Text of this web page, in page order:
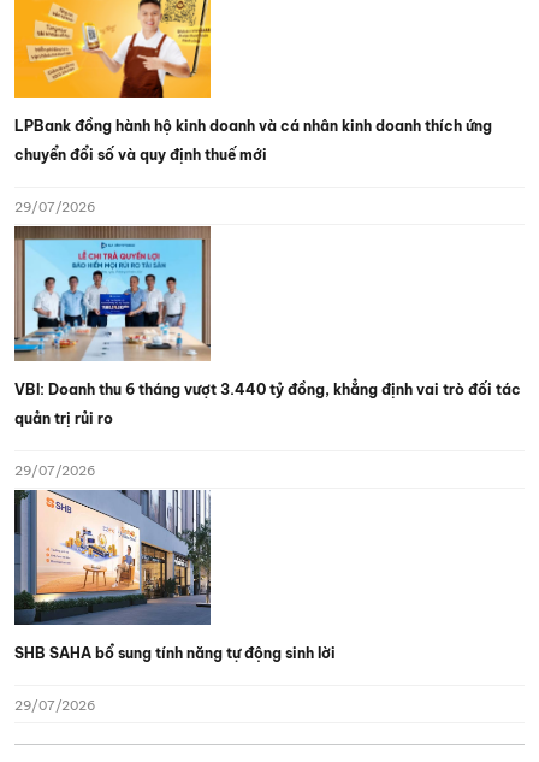
LPBank đồng hành hộ kinh doanh và cá nhân kinh doanh thích ứng
chuyển đổi số và quy định thuế mới
29/07/2026
VBI: Doanh thu 6 tháng vượt 3.440 tỷ đồng, khẳng định vai trò đối tác
quản trị rủi ro
29/07/2026
SHB SAHA bổ sung tính năng tự động sinh lời
29/07/2026